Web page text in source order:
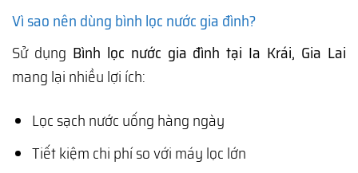
Vì sao nên dùng bình lọc nước gia đình?
Sử dụng Bình lọc nước gia đình tại Ia Krái, Gia Lai
mang lại nhiều lợi ích:
Lọc sạch nước uống hàng ngày
Tiết kiệm chi phí so với máy lọc lớn